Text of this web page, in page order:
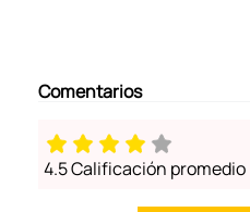
Comentarios
4.5 Calificación promedio